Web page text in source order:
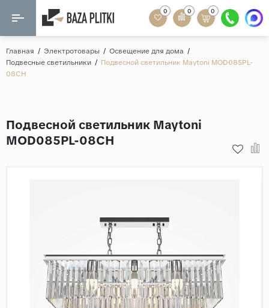
Назад
Керамогранит
20x120
Мрамор
Дерево
Камень
Мозаика
0 0 0
Главная / Электротовары / Освещение для дома /
Подвесные светильники / Подвесной светильник Maytoni MOD085PL-
08CH
Подвесной светильник Maytoni
MOD085PL-08CH